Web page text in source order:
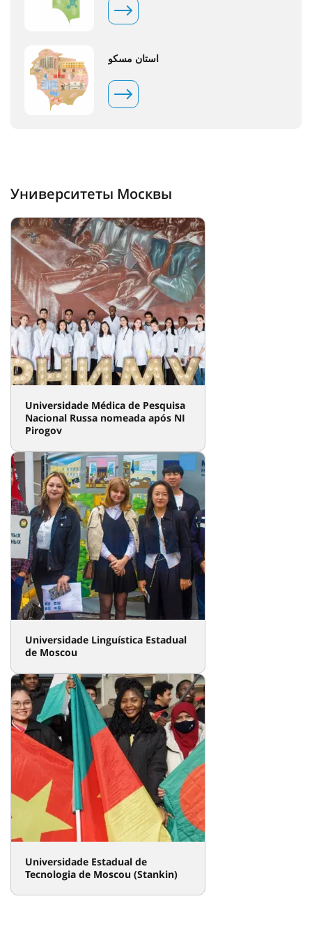
استان مسکو
Университеты Москвы
Universidade Médica de Pesquisa
Nacional Russa nomeada após NI
Pirogov
Universidade Linguística Estadual
de Moscou
Universidade Estadual de
Tecnologia de Moscou (Stankin)